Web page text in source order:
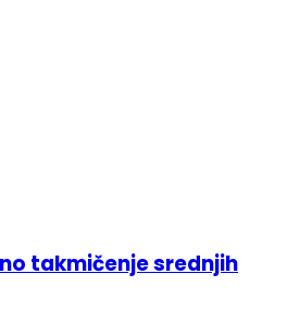
takmičenje srednjih